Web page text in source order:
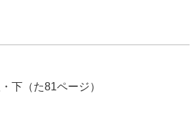
（た81ページ）